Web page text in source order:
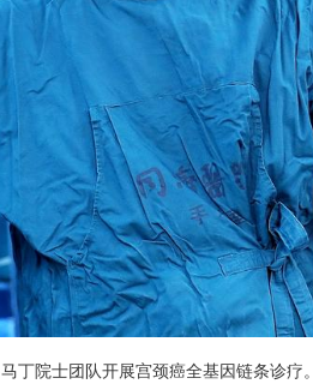
马丁院士团队开展宫颈癌全基因链条诊疗。